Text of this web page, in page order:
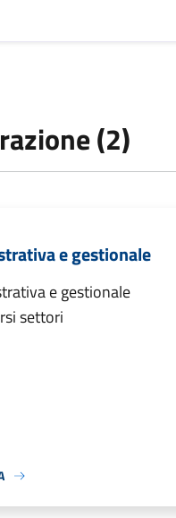
(2)
e gestionale
e gestionale
settori